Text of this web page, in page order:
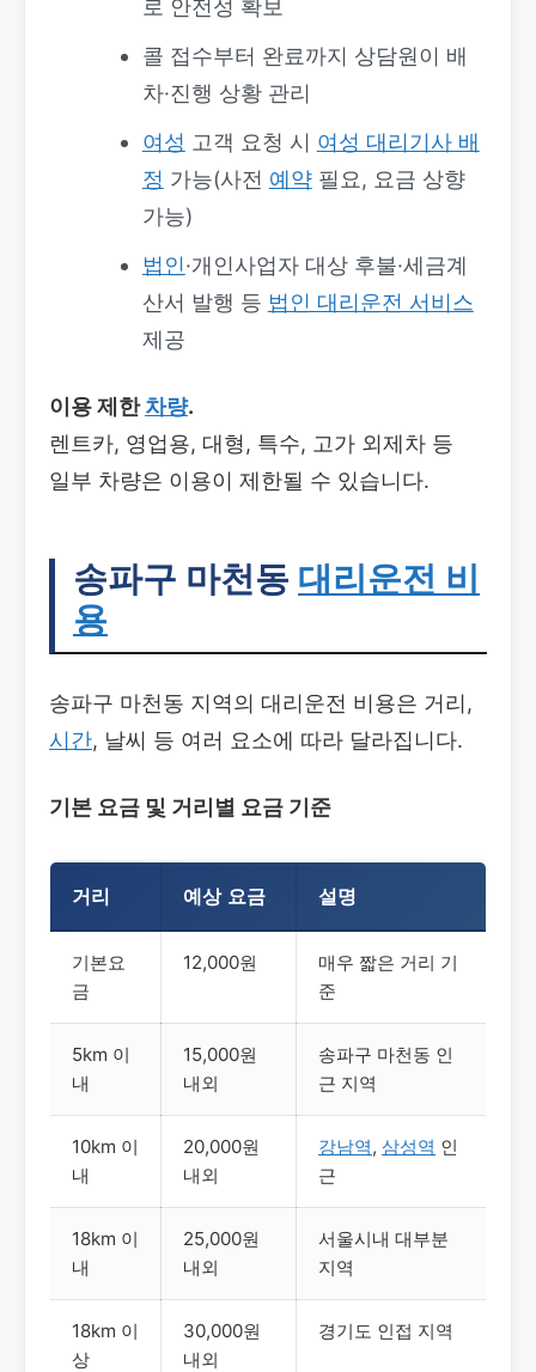
로 안전성 확보
콜 접수부터 완료까지 상담원이 배
차·진행 상황 관리
여성 고객 요청 시 여성 대리기사 배
정 가능(사전 예약필요, 요금 상향
가능)
법인·개인사업자 대상 후불·세금계
산서 발행 등 법인 대리운전 서비스
제공
이용 제한차량.
렌트카, 영업용, 대형, 특수, 고가 외제차 등
일부 차량은 이용이 제한될 수 있습니다.
송파구 마천동 대리운전 비
용
송파구 마천동 지역의 대리운전 비용은 거리,
시간, 날씨 등 여러 요소에 따라 달라집니다.
기본 요금 및 거리별 요금 기준
거리 예상 요금 설명
기본요
금
12,000원
매우 짧은 거리 기
준
5km 이
내
15,000원
내외
송파구 마천동 인
근 지역
10km 이
내
20,000원
내외
강남역, 삼성역 인
근
18km 이
내
25,000원
내외
서울시내 대부분
지역
18km 이
상
30,000원
내외
경기도 인접 지역